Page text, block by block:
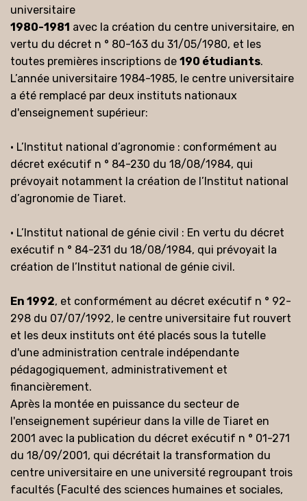
universitaire
1980-1981 avec la création du centre universitaire, en
vertu du décret n ° 80-163 du 31/05/1980, et les
toutes premières inscriptions de 190 étudiants.
L’année universitaire 1984-1985, le centre universitaire
a été remplacé par deux instituts nationaux
d'enseignement supérieur:
• L’Institut national d’agronomie : conformément au
décret exécutif n ° 84-230 du 18/08/1984, qui
prévoyait notamment la création de l’Institut national
d’agronomie de Tiaret.
• L’Institut national de génie civil : En vertu du décret
exécutif n ° 84-231 du 18/08/1984, qui prévoyait la
création de l’Institut national de génie civil.
En 1992, et conformément au décret exécutif n ° 92-
298 du 07/07/1992, le centre universitaire fut rouvert
et les deux instituts ont été placés sous la tutelle
d'une administration centrale indépendante
pédagogiquement, administrativement et
financièrement.
Après la montée en puissance du secteur de
l'enseignement supérieur dans la ville de Tiaret en
2001 avec la publication du décret exécutif n ° 01-271
du 18/09/2001, qui décrétait la transformation du
centre universitaire en une université regroupant trois
facultés (Faculté des sciences humaines et sociales,